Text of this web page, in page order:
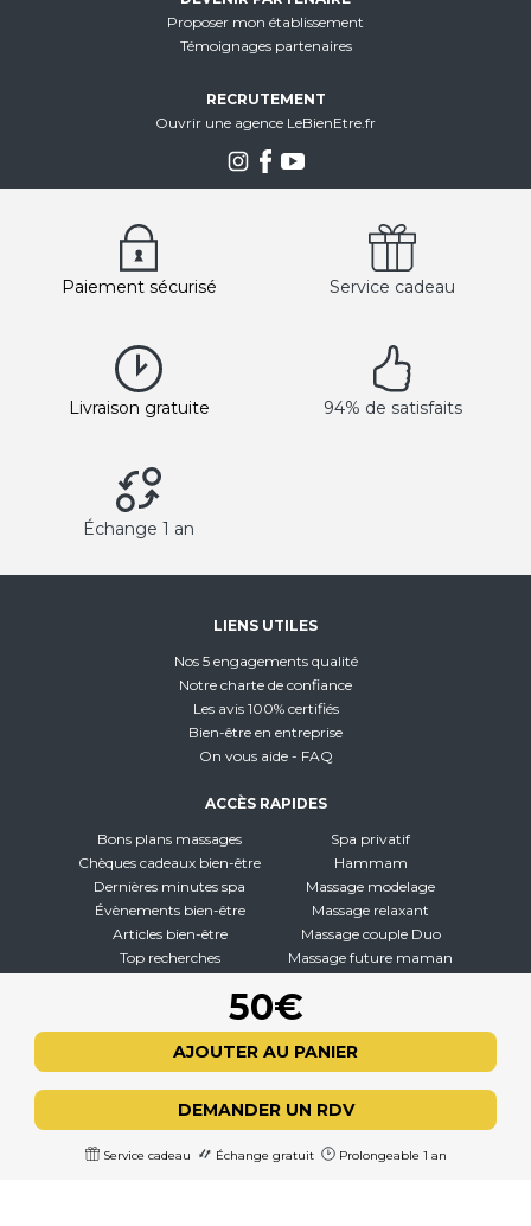
50€
AJOUTER AU PANIER
DEMANDER UN RDV
Service cadeau Échange gratuit Prolongeable 1 an
Proposer mon établissement
Témoignages partenaires
RECRUTEMENT
Ouvrir une agence LeBienEtre.fr
Paiement sécurisé Service cadeau
Livraison gratuite 94% de satisfaits
Échange 1 an
LIENS UTILES
Nos 5 engagements qualité
Notre charte de confiance
Les avis 100% certifiés
Bien-être en entreprise
On vous aide - FAQ
ACCÈS RAPIDES
Bons plans massages
Chèques cadeaux bien-être
Dernières minutes spa
Évènements bien-être
Articles bien-être
Top recherches
Spa privatif
Hammam
Massage modelage
Massage relaxant
Massage couple Duo
Massage future maman
À PROPOS
CGV - CGU
Mentions légales
Politique de confidentialité